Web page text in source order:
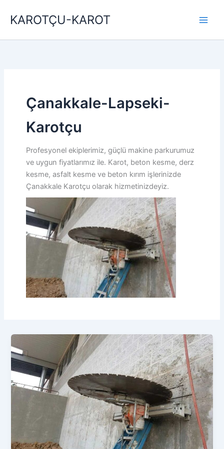
atlaKAROTÇU-KAROT
Çanakkale-Lapseki-
Karotçu
Profesyonel ekiplerimiz, güçlü makine parkurumuz
ve uygun fiyatlarımız ile. Karot, beton kesme, derz
kesme, asfalt kesme ve beton kırım işlerinizde
Çanakkale Karotçu olarak hizmetinizdeyiz.